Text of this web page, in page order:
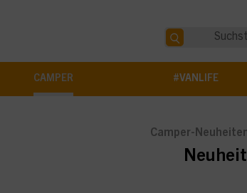
CAMPER #VANLIFE
Camper-